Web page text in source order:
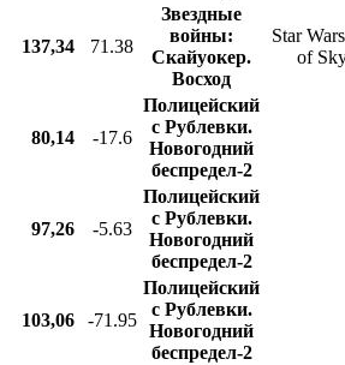
137,34 71.38
Звездные
войны:
Скайуокер.
Восход
Star
of
80,14 -17.6
Полицейский
с Рублевки.
Новогодний
беспредел-2
97,26 -5.63
Полицейский
с Рублевки.
Новогодний
беспредел-2
103,06 -71.95
Полицейский
с Рублевки.
Новогодний
беспредел-2